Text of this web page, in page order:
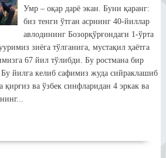
Умр – оқар дарё экан. Буни қаранг:
биз тенги ўтган асрнинг 40-йиллар
авлодининг Бозорқўрғондаги 1-ўрта
зиёга тўлганига, мустақил ҳаётга
67 йил тўлибди. Бу ростмана бир
йилга келиб сафимиз жуда сийраклашиб
ва ўзбек синфларидан 4 эркак ва